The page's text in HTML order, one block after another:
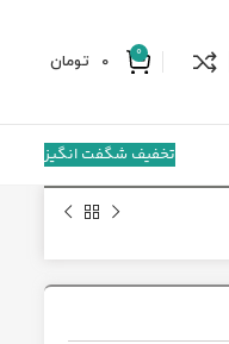
0
0 تومان
تخفیف شگفت انگیز